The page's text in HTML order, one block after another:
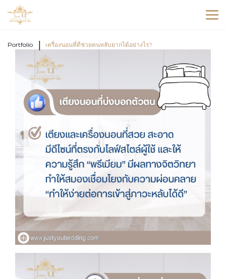
Portfolio เครื่องนอนที่ดีช่วยคนหลับยากได้อย่างไร?